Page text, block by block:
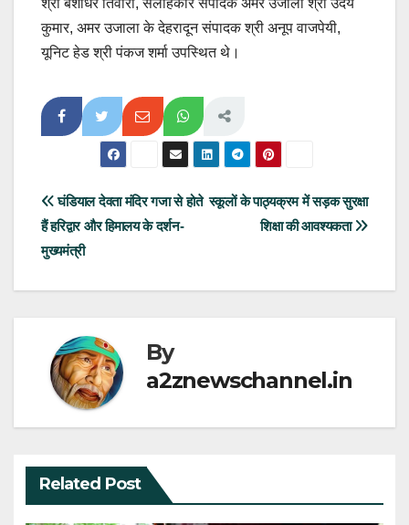
कुमार, अमर उजाला के देहरादून संपादक श्री अनूप वाजपेयी,
यूनिट हेड श्री पंकज शर्मा उपस्थित थे।
Post
navigation
स्कूलों के पाठ्यक्रम में सड़क सुरक्षा
शिक्षा की आवश्यकता
घंडियाल देवता मंदिर गजा से होते
हैं हरिद्वार और हिमालय के दर्शन-
मुख्यमंत्री
By
a2znewschannel.in
Related Post